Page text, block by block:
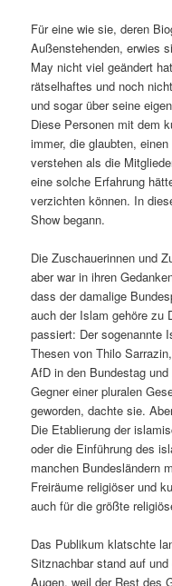
Für eine wie sie, deren
Außenstehenden, erwies
May nicht viel geändert
rätselhaftes und noch
und sogar über seine
Diese Personen mit dem
immer, die glaubten,
verstehen als die
eine solche Erfahrung
verzichten können. In
Show begann.
Die Zuschauerinnen und
aber war in ihren
dass der damalige
auch der Islam gehöre zu
passiert: Der sogenannte
Thesen von Thilo
AfD in den Bundestag
Gegner einer pluralen
geworden, dachte sie.
Die Etablierung der
oder die Einführung des
manchen Bundesländern
Freiräume religiöser und
auch für die größte
Das Publikum klatschte
Sitznachbar stand auf
Augen, weil der Rest des